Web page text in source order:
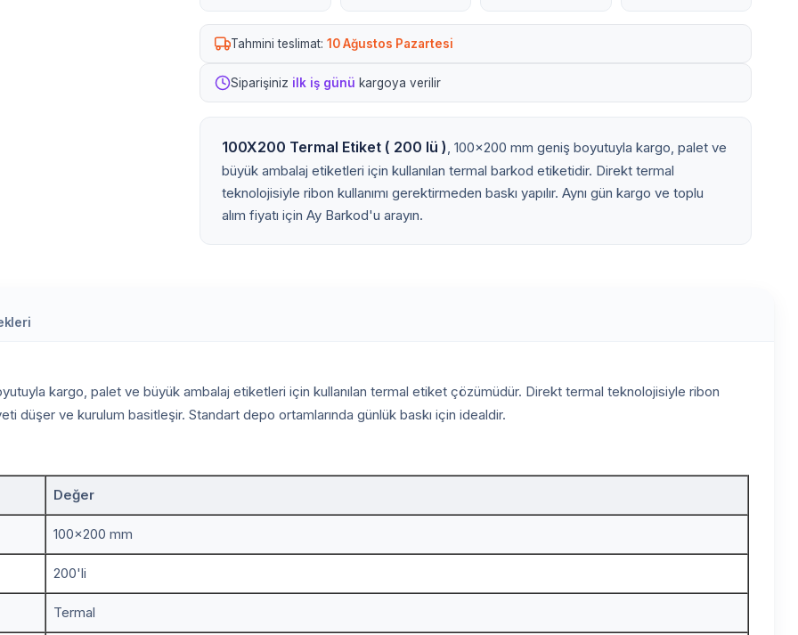
Tahmini teslimat: 10 Ağustos Pazartesi
Siparişiniz ilk iş günü kargoya verilir
100X200 Termal Etiket ( 200 lü ), 100x200 mm geniş boyutuyla kargo, palet ve
büyük ambalaj etiketleri için kullanılan termal barkod etiketidir. Direkt termal
teknolojisiyle ribon kullanımı gerektirmeden baskı yapılır. Aynı gün kargo ve toplu
alım fiyatı için Ay Barkod'u arayın.
kargo, palet ve büyük ambalaj etiketleri için kullanılan termal etiket çözümüdür. Direkt termal teknolojisiyle ribon
düşer ve kurulum basitleşir. Standart depo ortamlarında günlük baskı için idealdir.
Değer
100x200 mm
200'li
Termal